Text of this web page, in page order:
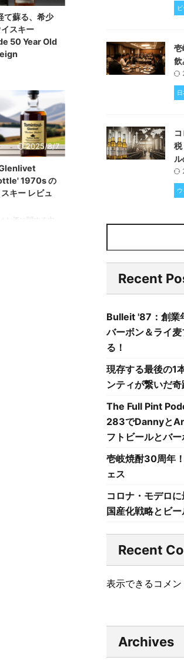
スモーキーなウ
られ、その独特
々を魅了してき
、この二つのウイ
と比較し、それ
惹きつけるの
解いていき ...
て蘇る、希少
スキー
50 Year Old
20歳未満の方の
止されています。
出会い：
Old 1969
ウイスキー
年という長い年
れ、特別な物語
存在します。今
、まさにそんな
50 Year Old
2025/8/7
1970s の
キー レビュ
お酒に関する内
Whisky Review:
'Perfume
記事では、
飲
税
Recent
Bulleit '87：創業
バーボン＆ライ
る！
現存する最後の1
ンティが繋いだ
The Full Pint
283でDannyと
フトビールとバ
壱岐焼酎30周年
ェス
コロナ・モデロ
国産化戦略とビ
Recent
表示できるコメン
Archives